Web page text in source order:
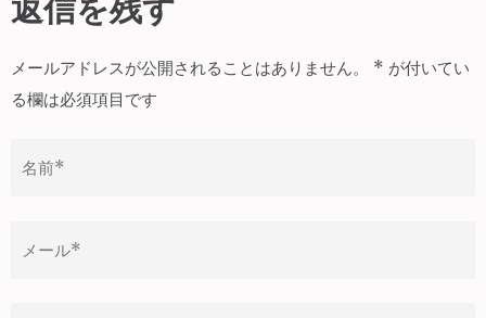
ビ
ゲ
ー
ョ
返信を残す
メールアドレスが公開されることはありません。 * が付いてい
る欄は必須項目です